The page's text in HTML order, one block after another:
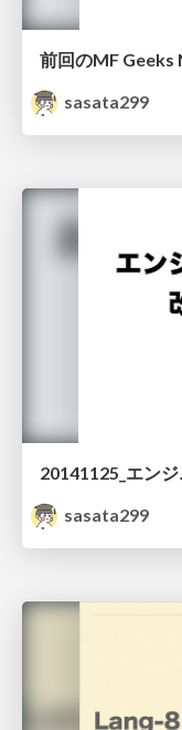
前回のMF Geeks
sasata299
20141125_エン
sasata299